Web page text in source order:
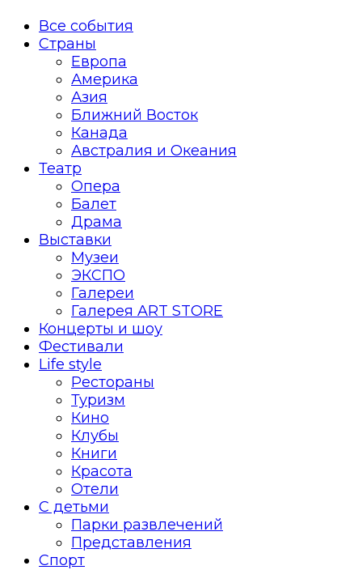
Все события
Страны
Европа
Америка
Азия
Ближний Восток
Канада
Австралия и Океания
Театр
Опера
Балет
Драма
Выставки
Музеи
ЭКСПО
Галереи
Галерея ART STORE
Концерты и шоу
Фестивали
Life style
Рестораны
Туризм
Кино
Клубы
Книги
Красота
Отели
С детьми
Парки развлечений
Представления
Спорт